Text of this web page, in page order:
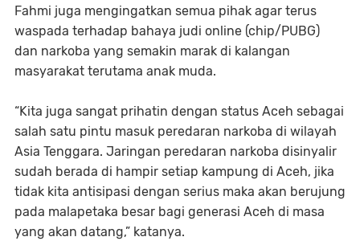
Fahmi juga mengingatkan semua pihak agar terus
waspada terhadap bahaya judi online (chip/PUBG)
dan narkoba yang semakin marak di kalangan
masyarakat terutama anak muda.
“Kita juga sangat prihatin dengan status Aceh sebagai
salah satu pintu masuk peredaran narkoba di wilayah
Asia Tenggara. Jaringan peredaran narkoba disinyalir
sudah berada di hampir setiap kampung di Aceh, jika
tidak kita antisipasi dengan serius maka akan berujung
pada malapetaka besar bagi generasi Aceh di masa
yang akan datang,” katanya.